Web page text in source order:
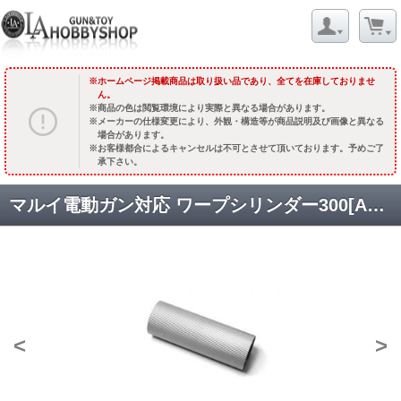
ホームページ掲載商品は取り扱い品であり、全てを在庫しておりませ
ん。
商品の色は閲覧環境により実際と異なる場合があります。
メーカーの仕様変更により、外観・構造等が商品説明及び画像と異なる
場合があります。
お客様都合によるキャンセルは不可とさせて頂いております。予めご了
承下さい。
マルイ電動ガン対応 ワープシリンダー300[AEGW11N] [取寄]
< >